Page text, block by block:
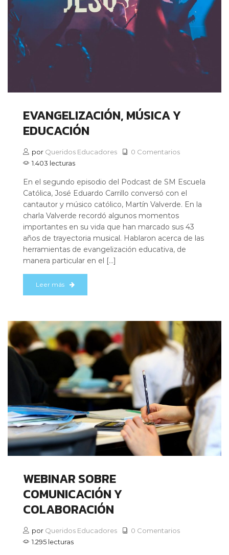
EVANGELIZACIÓN, MÚSICA Y
EDUCACIÓN
por Queridos Educadores
0 Comentarios
1.403 lecturas
En el segundo episodio del Podcast de SM Escuela
Católica, José Eduardo Carrillo conversó con el
cantautor y músico católico, Martín Valverde. En la
charla Valverde recordó algunos momentos
importantes en su vida que han marcado sus 43
años de trayectoria musical. Hablaron acerca de las
herramientas de evangelización educativa, de
manera particular en el […]
Leer más
WEBINAR SOBRE
COMUNICACIÓN Y
COLABORACIÓN
por Queridos Educadores
0 Comentarios
1.295 lecturas